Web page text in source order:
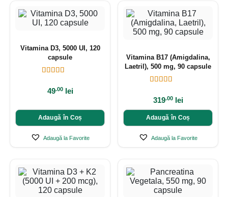
Vitamina D3, 5000 UI, 120
capsule
49.00 lei
Adaugă în Coș
Adaugă la Favorite
Vitamina B17 (Amigdalina,
Laetril), 500 mg, 90 capsule
319.00 lei
Adaugă în Coș
Adaugă la Favorite